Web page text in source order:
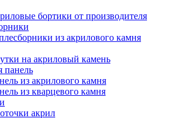
бортики от производителя
из акрилового камня
на акриловый камень
панель
из акрилового камня
из кварцевого камня
акрил